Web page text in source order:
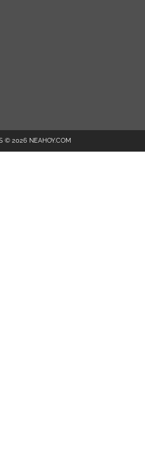
© 2026 NEAHOY.COM